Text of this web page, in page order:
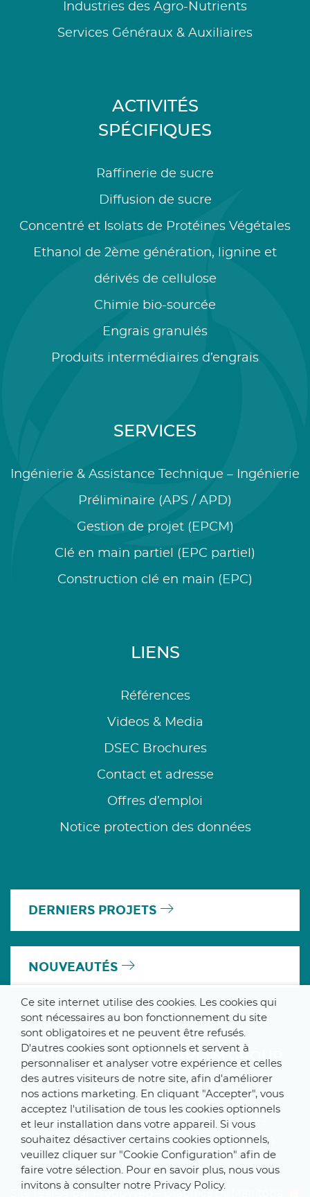
Industries des Agro-Nutrients
Services Généraux & Auxiliaires
ACTIVITÉS
SPÉCIFIQUES
Raffinerie de sucre
Diffusion de sucre
Concentré et Isolats de Protéines Végétales
Ethanol de 2ème génération, lignine et
dérivés de cellulose
Chimie bio-sourcée
Engrais granulés
Produits intermédiaires d’engrais
SERVICES
Ingénierie & Assistance Technique – Ingénierie
Préliminaire (APS / APD)
Gestion de projet (EPCM)
Clé en main partiel (EPC partiel)
Construction clé en main (EPC)
LIENS
Références
Videos & Media
DSEC Brochures
Contact et adresse
Offres d’emploi
Notice protection des données
DERNIERS PROJETS
NOUVEAUTÉS
A MEMBER OF THE PARLYM GROUP
© 2025 De Smet Engineers & Contractors
Internal–Data Protection Notice–Sitemap
Graphics by Manitoba
Ce site internet utilise des cookies. Les cookies qui
sont nécessaires au bon fonctionnement du site
sont obligatoires et ne peuvent être refusés.
D'autres cookies sont optionnels et servent à
personnaliser et analyser votre expérience et celles
des autres visiteurs de notre site, afin d'améliorer
nos actions marketing. En cliquant "Accepter", vous
acceptez l'utilisation de tous les cookies optionnels
et leur installation dans votre appareil. Si vous
souhaitez désactiver certains cookies optionnels,
veuillez cliquer sur "Cookie Configuration" afin de
faire votre sélection. Pour en savoir plus, nous vous
invitons à consulter notre Privacy Policy.